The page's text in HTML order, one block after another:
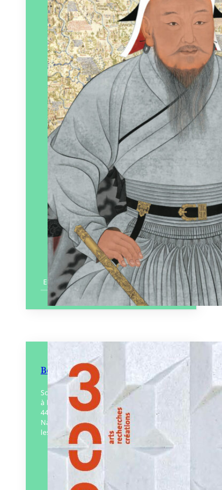
En savoir plus
Béton
Souvent stigmatisé, le béton est pourtant
à la fois moderne et patrimonial. Du CAP
44 de Nantes à la reconstruction de Saint-
Nazaire et aux chantiers contemporains,
les Pays…
Éditeur :303
Paru le05/03/2026